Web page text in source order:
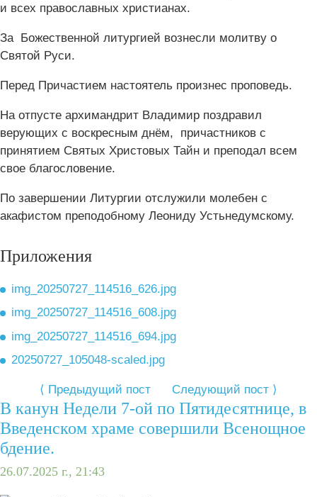
и всех православных христианах.
За Божественной литургией вознесли молитву о
Святой Руси.
Перед Причастием настоятель произнес проповедь.
На отпусте архимандрит Владимир поздравил
верующих с воскресным днём, причастников с
принятием Святых Христовых Тайн и преподал всем
свое благословение.
По завершении Литургии отслужили молебен с
акафистом преподобному Леониду Устьнедумскому.
Приложения
img_20250727_114516_626.jpg
img_20250727_114516_608.jpg
img_20250727_114516_694.jpg
20250727_105048-scaled.jpg
⟨ Предыдущий пост Следующий пост ⟩
В канун Недели 7-ой по Пятидесятнице, в
Введенском храме совершили Всенощное
бдение.
26.07.2025 г., 21:43